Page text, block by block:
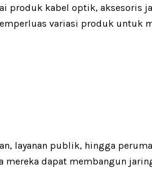
produk kabel optik, aksesoris
variasi produk untuk
layanan publik, hingga
dapat membangun